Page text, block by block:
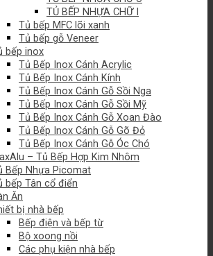
TỦ BẾP NHỰA CHỮ I
Tủ bếp MFC lõi xanh
Tủ bếp gỗ Veneer
bếp inox
Tủ Bếp Inox Cánh Acrylic
Tủ Bếp Inox Cánh Kính
Tủ Bếp Inox Cánh Gỗ Sồi Nga
Tủ Bếp Inox Cánh Gỗ Sồi Mỹ
Tủ Bếp Inox Cánh Gỗ Xoan Đào
Tủ Bếp Inox Cánh Gỗ Gõ Đỏ
Tủ Bếp Inox Cánh Gỗ Óc Chó
– Tủ Bếp Hợp Kim Nhôm
Bếp Nhựa Picomat
bếp Tân cổ điển
Ăn
bị nhà bếp
Bếp điện và bếp từ
Bộ xoong nồi
Các phụ kiện nhà bếp